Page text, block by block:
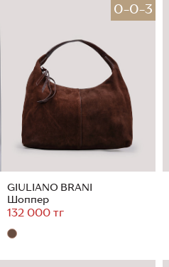
0-0-3
GIULIANO BRANI
Шоппер
132 000 тг